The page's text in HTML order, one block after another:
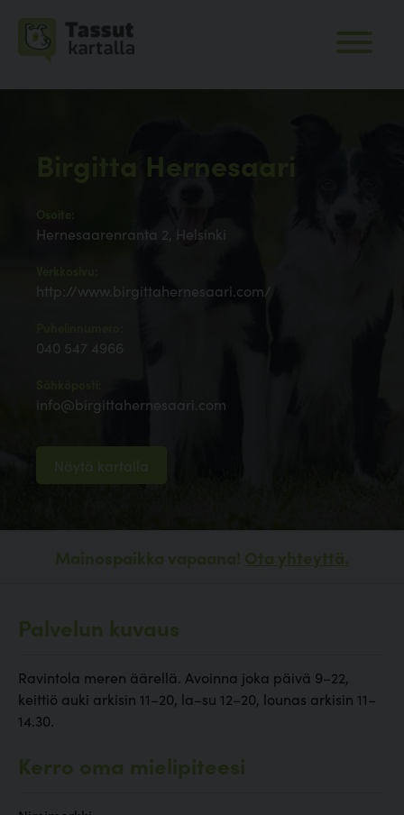
Birgitta Hernesaari
Hernesaarenranta 2, Helsinki
http://www.birgittahernesaari.com/
040 547 4966
info@birgittahernesaari.com
Näytä kartalla
Mainospaikka vapaana! Ota yhteyttä.
Palvelun kuvaus
Ravintola meren äärellä. Avoinna joka päivä 9–22,
keittiö auki arkisin 11–20, la–su 12–20, lounas arkisin 11–
14.30.
Kerro oma mielipiteesi